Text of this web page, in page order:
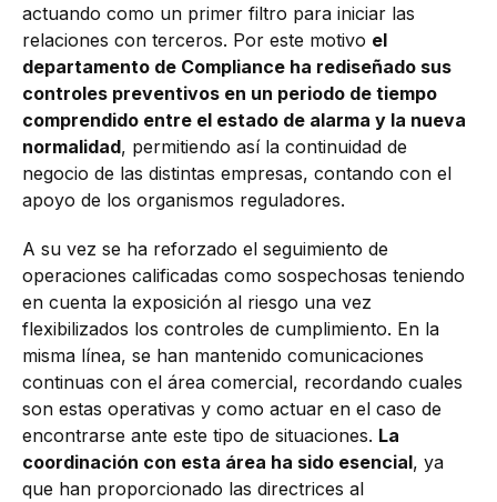
actuando como un primer filtro para iniciar las
relaciones con terceros. Por este motivo el
departamento de Compliance ha rediseñado sus
controles preventivos en un periodo de tiempo
comprendido entre el estado de alarma y la nueva
normalidad, permitiendo así la continuidad de
negocio de las distintas empresas, contando con el
apoyo de los organismos reguladores.
A su vez se ha reforzado el seguimiento de
operaciones calificadas como sospechosas teniendo
en cuenta la exposición al riesgo una vez
flexibilizados los controles de cumplimiento. En la
misma línea, se han mantenido comunicaciones
continuas con el área comercial, recordando cuales
son estas operativas y como actuar en el caso de
encontrarse ante este tipo de situaciones. La
coordinación con esta área ha sido esencial, ya
que han proporcionado las directrices al